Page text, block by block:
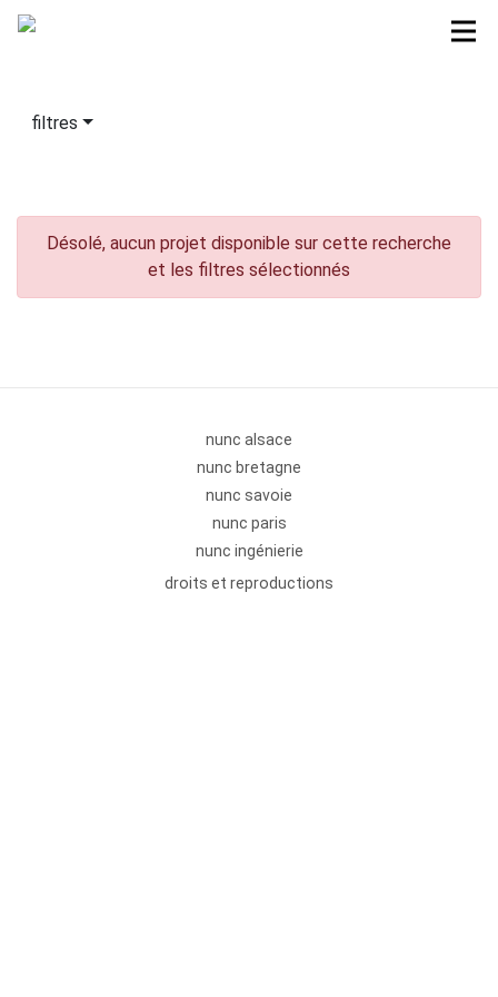
filtres
Désolé, aucun projet disponible sur cette recherche
et les filtres sélectionnés
nunc alsace
nunc bretagne
nunc savoie
nunc paris
nunc ingénierie
droits et reproductions